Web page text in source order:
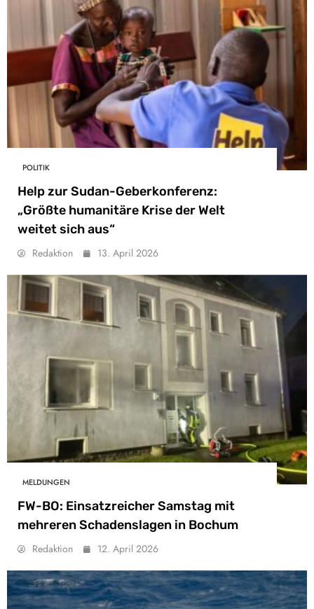
POLITIK
Help zur Sudan-Geberkonferenz:
„Größte humanitäre Krise der Welt
weitet sich aus“
Redaktion 13. April 2026
MELDUNGEN
FW-BO: Einsatzreicher Samstag mit
mehreren Schadenslagen in Bochum
Redaktion 12. April 2026